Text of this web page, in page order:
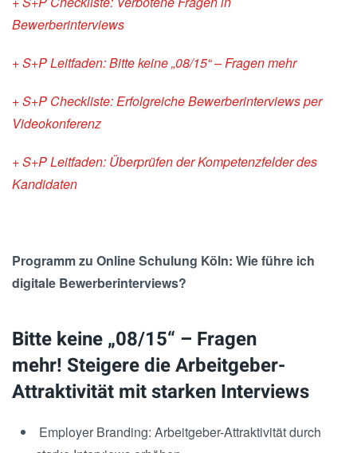
Bewerberinterviews
+ S+P Leitfaden: Bitte keine„08/15“ – Fragen mehr
+ S+P Checkliste: Erfolgreiche Bewerberinterviews per
Videokonferenz
+ S+P Leitfaden: Überprüfen derKompetenzfelder des
Kandidaten
Programm zu Online Schulung Köln: Wie führe ich
digitale Bewerberinterviews?
Bitte keine „08/15“ – Fragen
mehr! Steigere die Arbeitgeber-
Attraktivität mit starken Interviews
Employer Branding: Arbeitgeber-Attraktivität durch